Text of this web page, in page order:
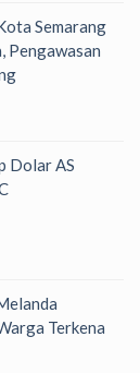
Semarang
Pengawasan
Dolar AS
Terkena